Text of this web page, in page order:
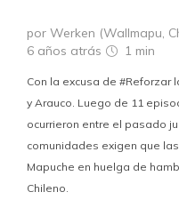
por Werken (Wallmapu,
6 años atrás
1 min
Con la excusa de #Reforzar
y Arauco. Luego de 11
ocurrieron entre el pasado
comunidades exigen que
Mapuche en huelga de
Chileno.